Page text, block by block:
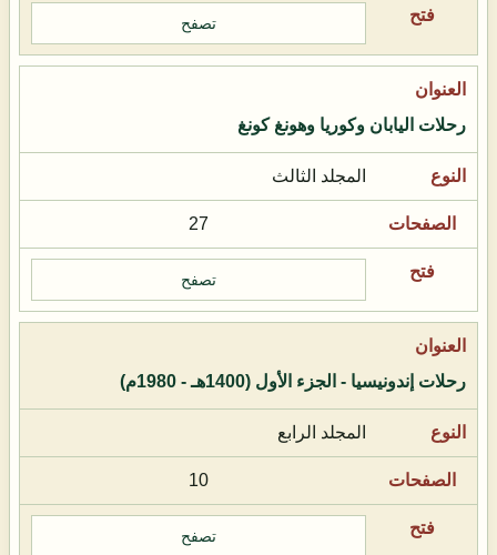
تصفح
رحلات اليابان وكوريا وهونغ كونغ
المجلد الثالث
27
تصفح
رحلات إندونيسيا - الجزء الأول (1400هـ - 1980م)
المجلد الرابع
10
تصفح